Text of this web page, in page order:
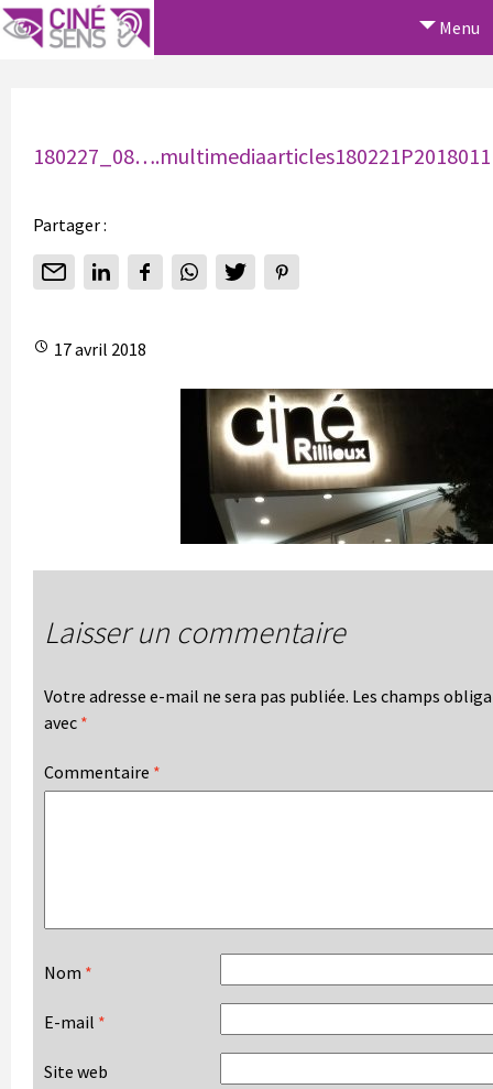
Menu
Partager :
17 avril 2018
Laisser un commentaire
Votre adresse e-mail ne sera pas publiée. Les champs
avec *
Commentaire *
Nom *
E-mail *
Site web